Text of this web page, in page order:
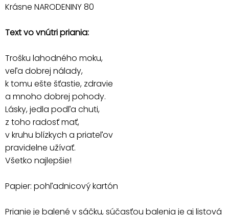
Krásne NARODENINY 80
Text vo vnútri priania:
Trošku lahodného moku,
veľa dobrej nálady,
k tomu ešte šťastie, zdravie
a mnoho dobrej pohody.
Lásky, jedla podľa chuti,
z toho radosť mať,
v kruhu blízkych a priateľov
pravidelne užívať.
Všetko najlepšie!
Papier: pohľadnicový kartón
Prianie je balené v sáčku, súčasťou balenia je aj listová